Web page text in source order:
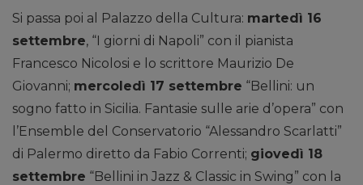
Si passa poi al Palazzo della Cultura: martedì 16
settembre, “I giorni di Napoli” con il pianista
Francesco Nicolosi e lo scrittore Maurizio De
Giovanni; mercoledì 17 settembre “Bellini: un
sogno fatto in Sicilia. Fantasie sulle arie d’opera” con
l’Ensemble del Conservatorio “Alessandro Scarlatti”
di Palermo diretto da Fabio Correnti; giovedì 18
settembre “Bellini in Jazz & Classic in Swing” con la